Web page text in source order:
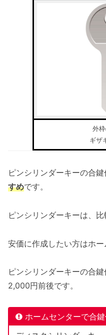
外
ギザ
ピンシリンダーキーの合鍵
すめです。
ピンシリンダーキーは、
安価に作成したい方はホー
ピンシリンダーキーの合
2,000円前後です。
ホームセンターで合